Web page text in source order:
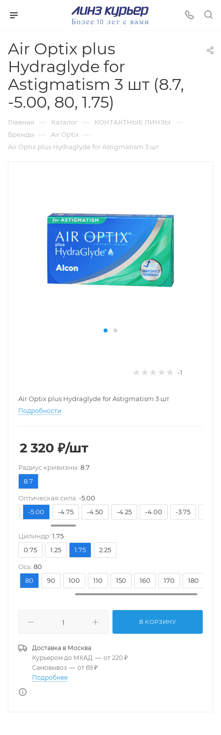
Air Optix plus
Hydraglyde for
Astigmatism 3 шт (8.7,
-5.00, 80, 1.75)
Главная — Каталог — КОНТАКТНЫЕ ЛИНЗЫ —
Бренды — Air Optix —
Air Optix plus Hydraglyde for Astigmatism 3 шт
-1
Air Optix plus Hydraglyde for Astigmatism 3 шт
Подробности
2 320 ₽/шт
Pадиус кривизны: 8.7
8.7
Оптическая сила: -5.00
-5.00 -4.75 -4.50 -4.25 -4.00 -3.75
Цилиндр: 1.75
0.75
1.25 1.75 2.25
Ось: 80
80 90 100 110 150 160 170 180
В КОРЗИНУ
Доставка в Москва
Курьером до МКАД — от 220 ₽
Самовывоз — от 69 ₽
Подробнее